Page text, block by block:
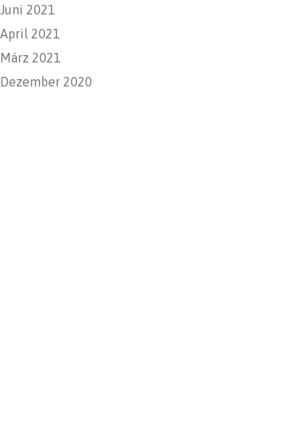
Juni 2021
April 2021
März 2021
Dezember 2020